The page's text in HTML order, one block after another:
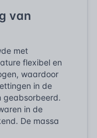
van
met
flexibel en
waardoor
in de
geabsorbeerd.
in de
De massa